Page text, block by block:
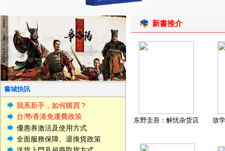
書城快訊
我系新手，如何購買？
台灣/香港免運費政策
優惠券激活及使用方式
全面服務保障、退換貨政策
新書推介
东野圭吾：解忧杂货店 放